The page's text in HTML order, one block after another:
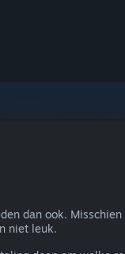
dan ook.
niet leuk.